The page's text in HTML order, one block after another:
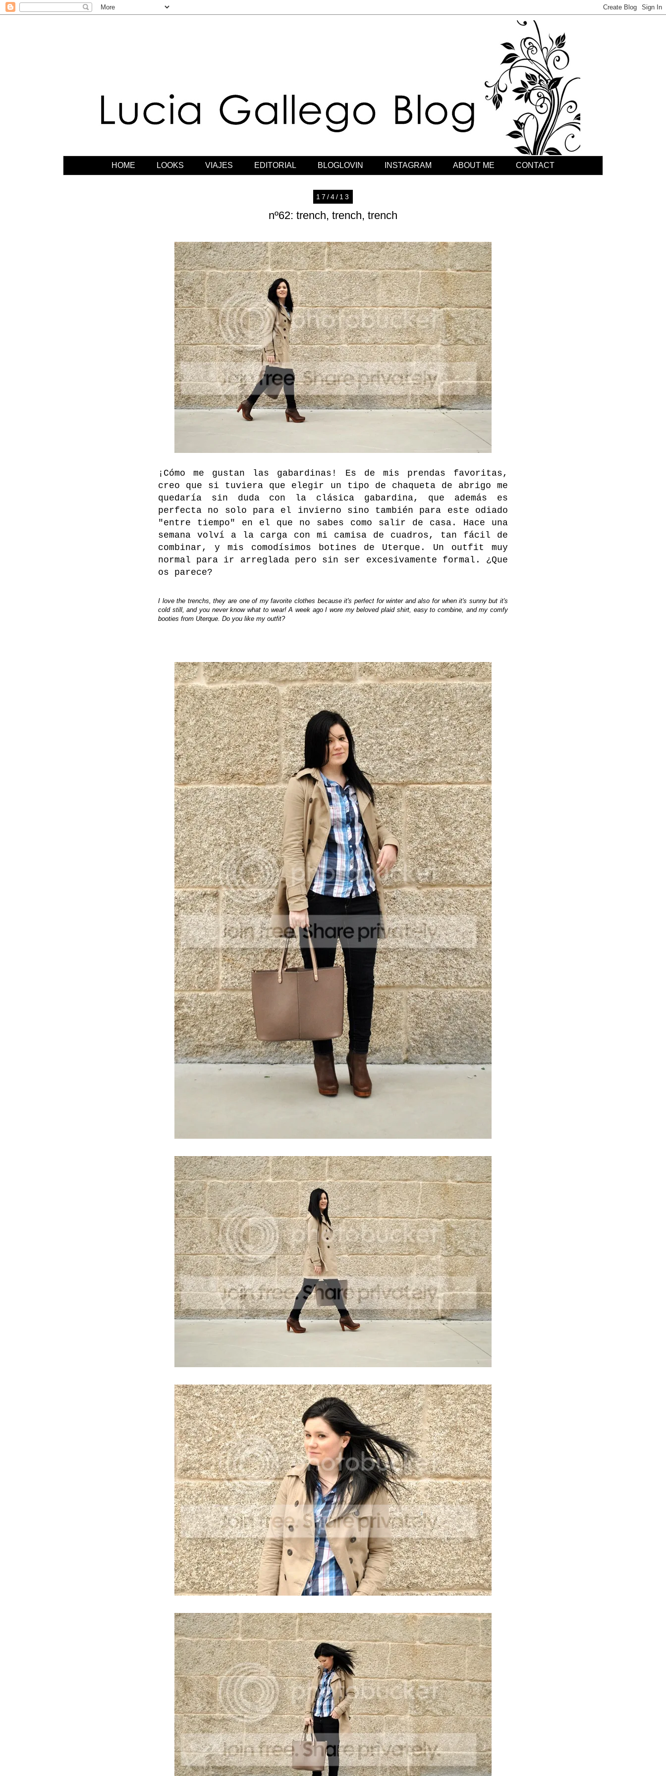
HOME LOOKS VIAJES EDITORIAL BLOGLOVIN INSTAGRAM ABOUT ME CONTACT
17/4/13
nº62: trench, trench, trench
¡Cómo me gustan las gabardinas! Es de mis prendas favoritas,
creo que si tuviera que elegir un tipo de chaqueta de abrigo me
quedaría sin duda con la clásica gabardina, que además es
perfecta no solo para el invierno sino también para este odiado
"entre tiempo" en el que no sabes como salir de casa. Hace una
semana volví a la carga con mi camisa de cuadros, tan fácil de
combinar, y mis comodísimos botines de Uterque. Un outfit muy
normal para ir arreglada pero sin ser excesivamente formal. ¿Que
os parece?
I love the trenchs, they are one of my favorite clothes because it's perfect for winter and also for when it's sunny but it's
cold still, and you never know what to wear! A week ago I wore my beloved plaid shirt, easy to combine, and my comfy
booties from Uterque. Do you like my outfit?